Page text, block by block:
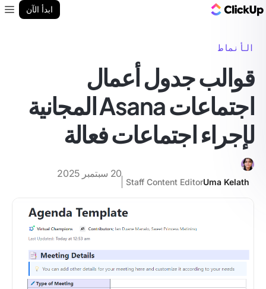
ابدأ الآن
الأنماط
قوالب جدول أعمال
اجتماعات Asana المجانية
لإجراء اجتماعات فعالة
Uma Kelath
Staff Content Editor
20 سبتمبر 2025